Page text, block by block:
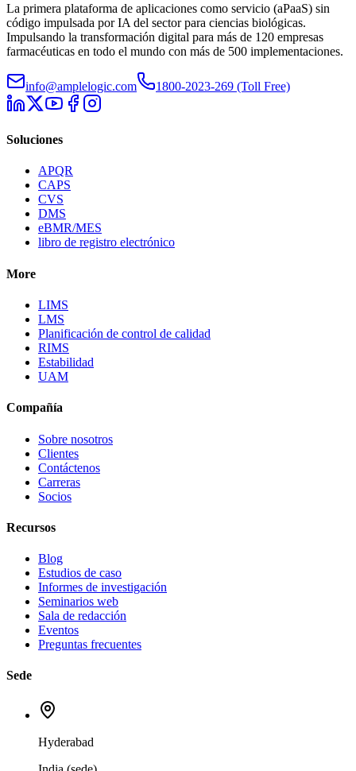
La primera plataforma de aplicaciones como servicio (aPaaS) sin
código impulsada por IA del sector para ciencias biológicas.
Impulsando la transformación digital para más de 120 empresas
farmacéuticas en todo el mundo con más de 500 implementaciones.
info@amplelogic.com 1800-2023-269 (Toll Free)
Soluciones
APQR
CAPS
CVS
DMS
eBMR/MES
libro de registro electrónico
More
LIMS
LMS
Planificación de control de calidad
RIMS
Estabilidad
UAM
Compañía
Sobre nosotros
Clientes
Contáctenos
Carreras
Socios
Recursos
Blog
Estudios de caso
Informes de investigación
Seminarios web
Sala de redacción
Eventos
Preguntas frecuentes
Sede
Hyderabad